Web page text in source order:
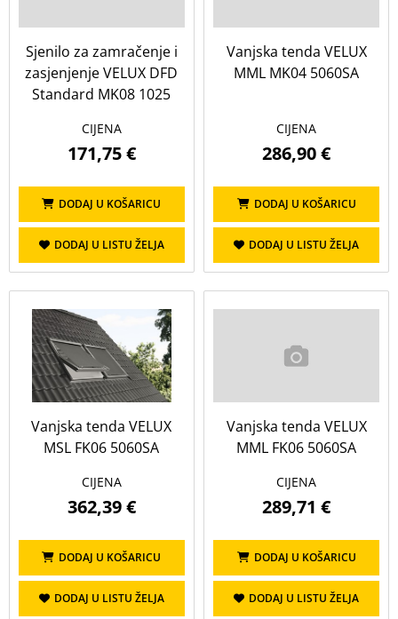
Sjenilo za zamračenje i
zasjenjenje VELUX DFD
Standard MK08 1025
CIJENA
171,75 €
DODAJ U KOŠARICU
DODAJ U LISTU ŽELJA
Vanjska tenda VELUX
MML MK04 5060SA
CIJENA
286,90 €
DODAJ U KOŠARICU
DODAJ U LISTU ŽELJA
Vanjska tenda VELUX
MSL FK06 5060SA
CIJENA
362,39 €
DODAJ U KOŠARICU
DODAJ U LISTU ŽELJA
Vanjska tenda VELUX
MML FK06 5060SA
CIJENA
289,71 €
DODAJ U KOŠARICU
DODAJ U LISTU ŽELJA